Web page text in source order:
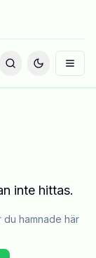
inte hittas.
hamnade här